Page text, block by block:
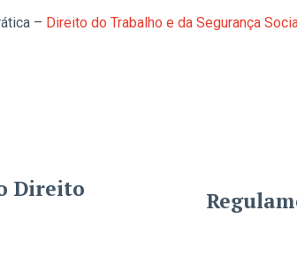
– Direito do Trabalho e da Segurança
Direito